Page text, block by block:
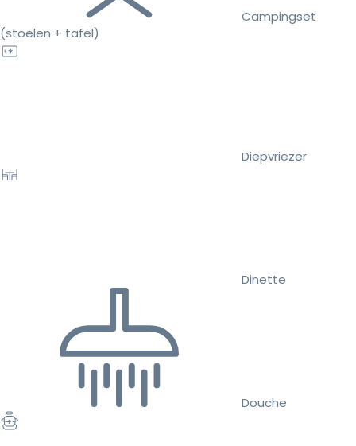
Campingset
(stoelen + tafel)
Diepvriezer
Dinette
Douche